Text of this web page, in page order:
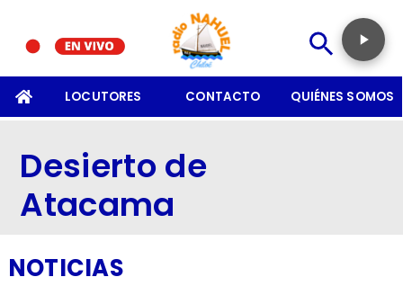
LOCUTORES CONTACTO QUIÉNES SOMOS
Desierto de
Atacama
NOTICIAS